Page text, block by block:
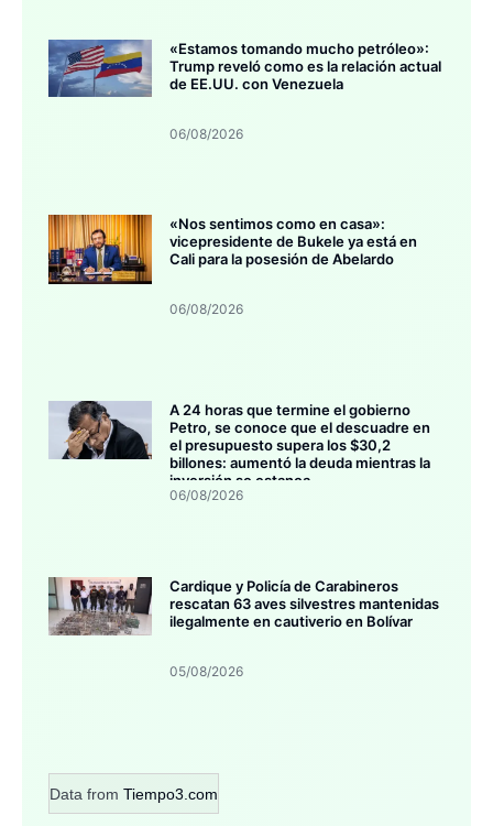
«Estamos tomando mucho petróleo»:
Trump reveló como es la relación actual
de EE.UU. con Venezuela
06/08/2026
«Nos sentimos como en casa»:
vicepresidente de Bukele ya está en
Cali para la posesión de Abelardo
06/08/2026
A 24 horas que termine el gobierno
Petro, se conoce que el descuadre en
el presupuesto supera los $30,2
billones: aumentó la deuda mientras la
inversión se estanca
06/08/2026
Cardique y Policía de Carabineros
rescatan 63 aves silvestres mantenidas
ilegalmente en cautiverio en Bolívar
05/08/2026
Data from Tiempo3.com